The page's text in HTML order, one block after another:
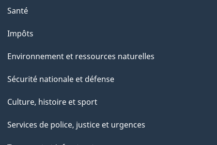
Santé
Impôts
Environnement et ressources naturelles
Sécurité nationale et défense
Culture, histoire et sport
Services de police, justice et urgences